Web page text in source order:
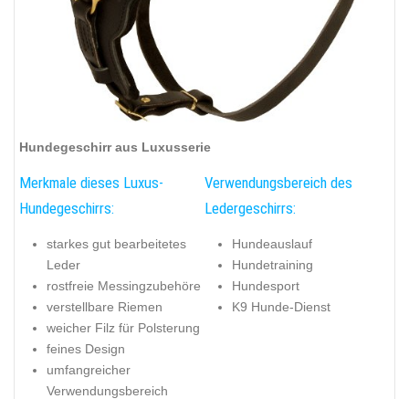
Hundegeschirr aus Luxusserie
Merkmale dieses Luxus-
Hundegeschirrs:
starkes gut bearbeitetes
Leder
rostfreie Messingzubehöre
verstellbare Riemen
weicher Filz für Polsterung
feines Design
umfangreicher
Verwendungsbereich
Verwendungsbereich des
Ledergeschirrs:
Hundeauslauf
Hundetraining
Hundesport
K9 Hunde-Dienst